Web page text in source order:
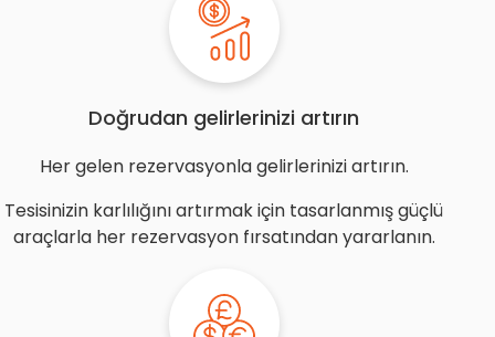
Doğrudan gelirlerinizi artırın
Her gelen rezervasyonla gelirlerinizi artırın.
Tesisinizin karlılığını artırmak için tasarlanmış güçlü
araçlarla her rezervasyon fırsatından yararlanın.